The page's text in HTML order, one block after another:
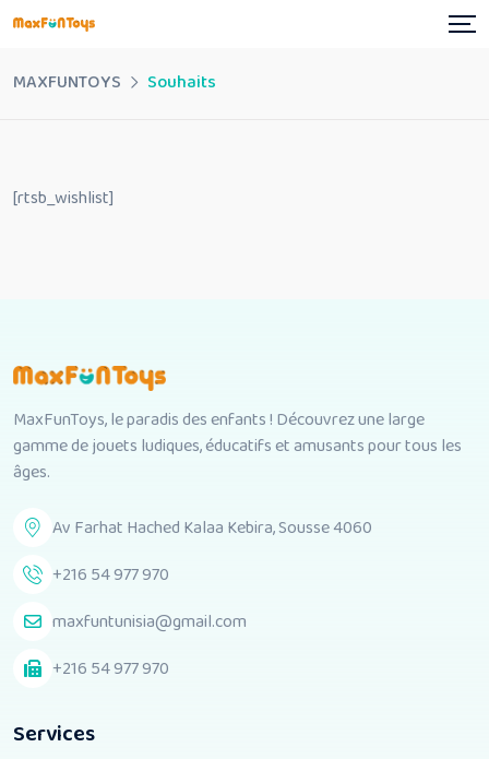
Skip
to
MAXFUNTOYS Souhaits
[rtsb_wishlist]
MaxFunToys, le paradis des enfants ! Découvrez une large
gamme de jouets ludiques, éducatifs et amusants pour tous les
âges.
Av Farhat Hached Kalaa Kebira, Sousse 4060
+216 54 977 970
maxfuntunisia@gmail.com
+216 54 977 970
Services